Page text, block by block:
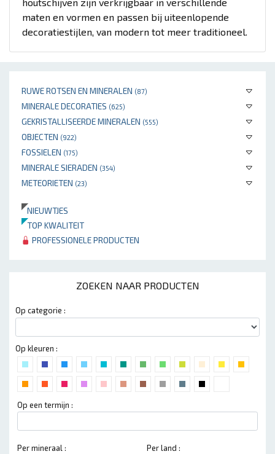
RUWE ROTSEN EN MINERALEN (87)
MINERALE DECORATIES (625)
GEKRISTALLISEERDE MINERALEN (555)
OBJECTEN (922)
FOSSIELEN (175)
MINERALE SIERADEN (354)
METEORIETEN (23)
NIEUWTJES
TOP KWALITEIT
PROFESSIONELE PRODUCTEN
ZOEKEN NAAR PRODUCTEN
Op categorie :
Op kleuren :
Op een termijn :
Per mineraal : Per land :
maten en vormen en passen bij uiteenlopende
decoratiestijlen, van modern tot meer traditioneel.